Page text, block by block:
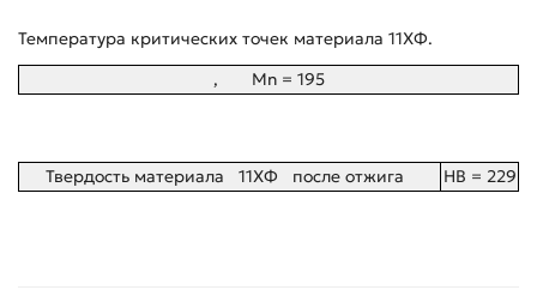
Температура критических точек материала 11ХФ.
, Mn = 195
Твердость материала 11ХФ после отжига HB = 229